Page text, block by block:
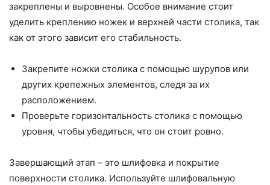
закреплены и выровнены. Особое внимание стоит
уделить креплению ножек и верхней части столика, так
как от этого зависит его стабильность.
Закрепите ножки столика с помощью шурупов или
других крепежных элементов, следя за их
расположением.
Проверьте горизонтальность столика с помощью
уровня, чтобы убедиться, что он стоит ровно.
Завершающий этап – это шлифовка и покрытие
поверхности столика. Используйте шлифовальную